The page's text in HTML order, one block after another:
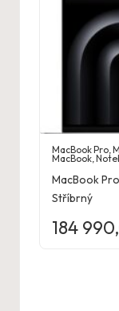
MacBook Pro,
MacBook,
MacBook
Stříbrný
184